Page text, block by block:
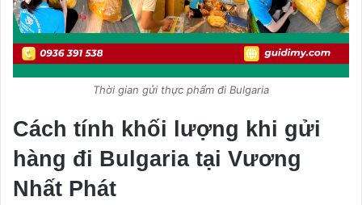
Thời gian gửi thực phẩm đi Bulgaria
Cách tính khối lượng khi gửi
hàng đi Bulgaria tại Vương
Nhất Phát